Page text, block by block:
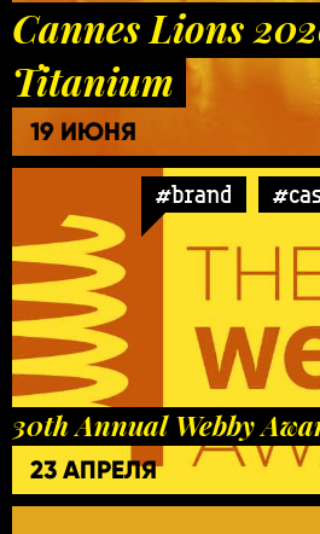
Cannes Lions
Titanium
19 ИЮНЯ
#brand
30th Annual Webby
23 АПРЕЛЯ